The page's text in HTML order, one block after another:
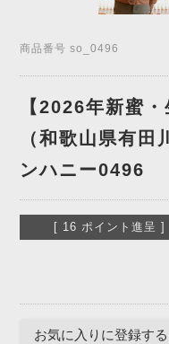
商品番号 so_0496
【2026年新蜜
（和歌山県有
ンハニー0496
[ 16 ポイント進呈 ]
お気に入りに登録する